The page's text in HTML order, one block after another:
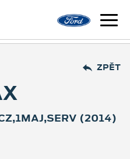
ZPĚT
(2014)